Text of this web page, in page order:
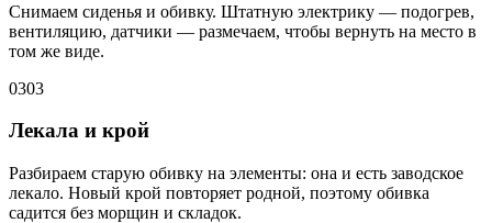
Снимаем сиденья и обивку. Штатную электрику — подогрев,
вентиляцию, датчики — размечаем, чтобы вернуть на место в
том же виде.
0303
Лекала и крой
Разбираем старую обивку на элементы: она и есть заводское
лекало. Новый крой повторяет родной, поэтому обивка
садится без морщин и складок.